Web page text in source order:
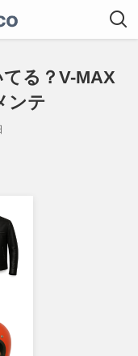
る？V-MAX
ンテ